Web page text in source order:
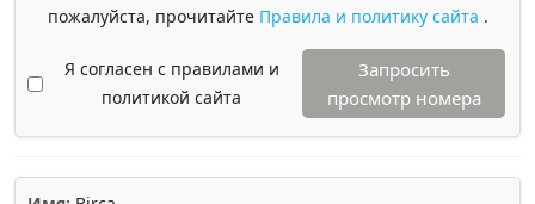
пожалуйста, прочитайте Правила и политику сайта .
Я согласен с правилами и
политикой сайта
Запросить
просмотр номера